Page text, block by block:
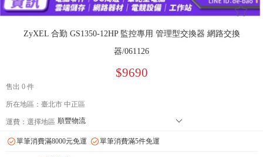
󰄔
ZyXEL 合勤 GS1350-12HP 監控專用 管理型交換器 網路交換
器/061126
$9690
售出 0 件
所在地區：臺北市 中正區
運費： 選擇地區 順豐物流 󰄘
郵局
單筆消費滿8000元免運 單筆消費滿5件免運